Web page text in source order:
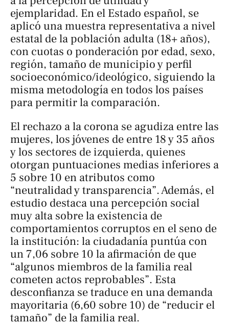
ejemplaridad. En el Estado español, se
aplicó una muestra representativa a nivel
estatal de la población adulta (18+ años),
con cuotas o ponderación por edad, sexo,
región, tamaño de municipio y perfil
socioeconómico/ideológico, siguiendo la
misma metodología en todos los países
para permitir la comparación.
El rechazo a la corona se agudiza entre las
mujeres, los jóvenes de entre 18 y 35 años
y los sectores de izquierda, quienes
otorgan puntuaciones medias inferiores a
5 sobre 10 en atributos como
“neutralidad y transparencia”. Además, el
estudio destaca una percepción social
muy alta sobre la existencia de
comportamientos corruptos en el seno de
la institución: la ciudadanía puntúa con
un 7,06 sobre 10 la afirmación de que
“algunos miembros de la familia real
cometen actos reprobables”. Esta
desconfianza se traduce en una demanda
mayoritaria (6,60 sobre 10) de “reducir el
tamaño” de la familia real.